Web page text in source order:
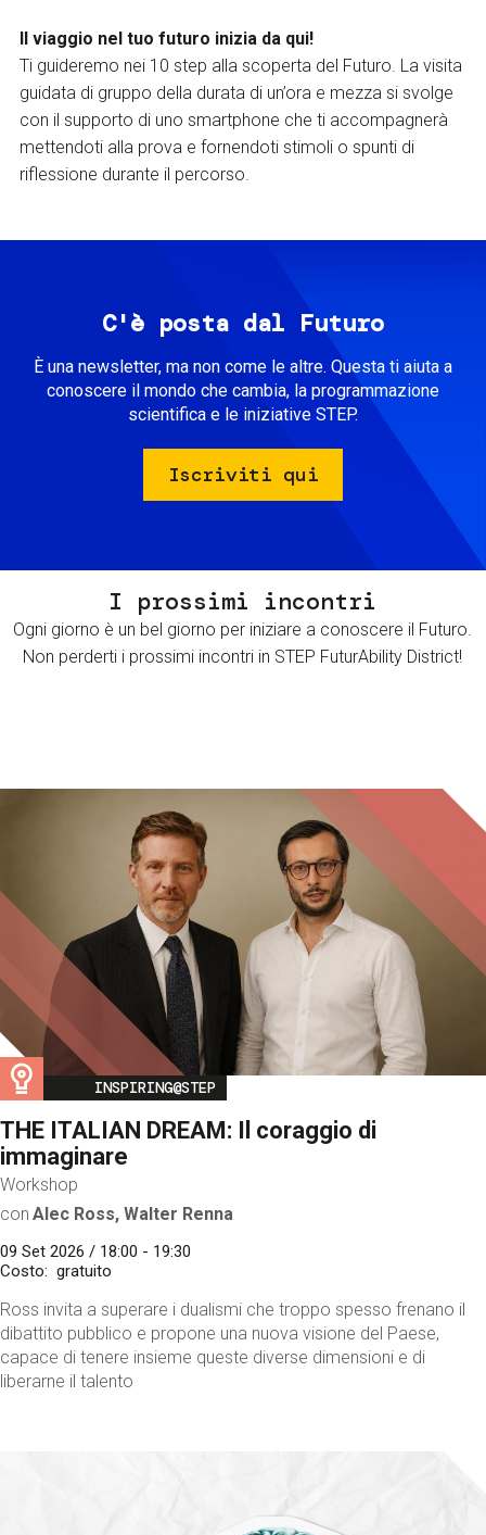
Il viaggio nel tuo futuro inizia da qui!
Ti guideremo nei 10 step alla scoperta del Futuro. La visita
guidata di gruppo della durata di un’ora e mezza si svolge
con il supporto di uno smartphone che ti accompagnerà
mettendoti alla prova e fornendoti stimoli o spunti di
riflessione durante il percorso.
C'è posta dal Futuro
È una newsletter, ma non come le altre. Questa ti aiuta a
conoscere il mondo che cambia, la programmazione
scientifica e le iniziative STEP.
Iscriviti qui
I prossimi incontri
Ogni giorno è un bel giorno per iniziare a conoscere il Futuro.
Non perderti i prossimi incontri in STEP FuturAbility District!
Image
INSPIRING@STEP
THE ITALIAN DREAM: Il coraggio di
immaginare
Workshop
con Alec Ross, Walter Renna
09 Set 2026 / 18:00 - 19:30
Costo
gratuito
Ross invita a superare i dualismi che troppo spesso frenano il
dibattito pubblico e propone una nuova visione del Paese,
capace di tenere insieme queste diverse dimensioni e di
liberarne il talento